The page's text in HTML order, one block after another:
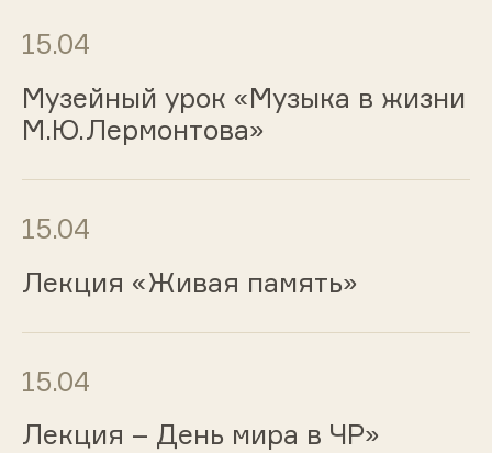
15.04
Музейный урок «Музыка в жизни
М.Ю.Лермонтова»
15.04
Лекция «Живая память»
15.04
Лекция – День мира в ЧР»